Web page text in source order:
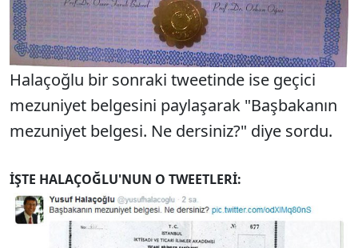
Halaçoğlu bir sonraki tweetinde ise geçici
mezuniyet belgesini paylaşarak "Başbakanın
mezuniyet belgesi. Ne dersiniz?" diye sordu.
İŞTE HALAÇOĞLU'NUN O TWEETLERİ: